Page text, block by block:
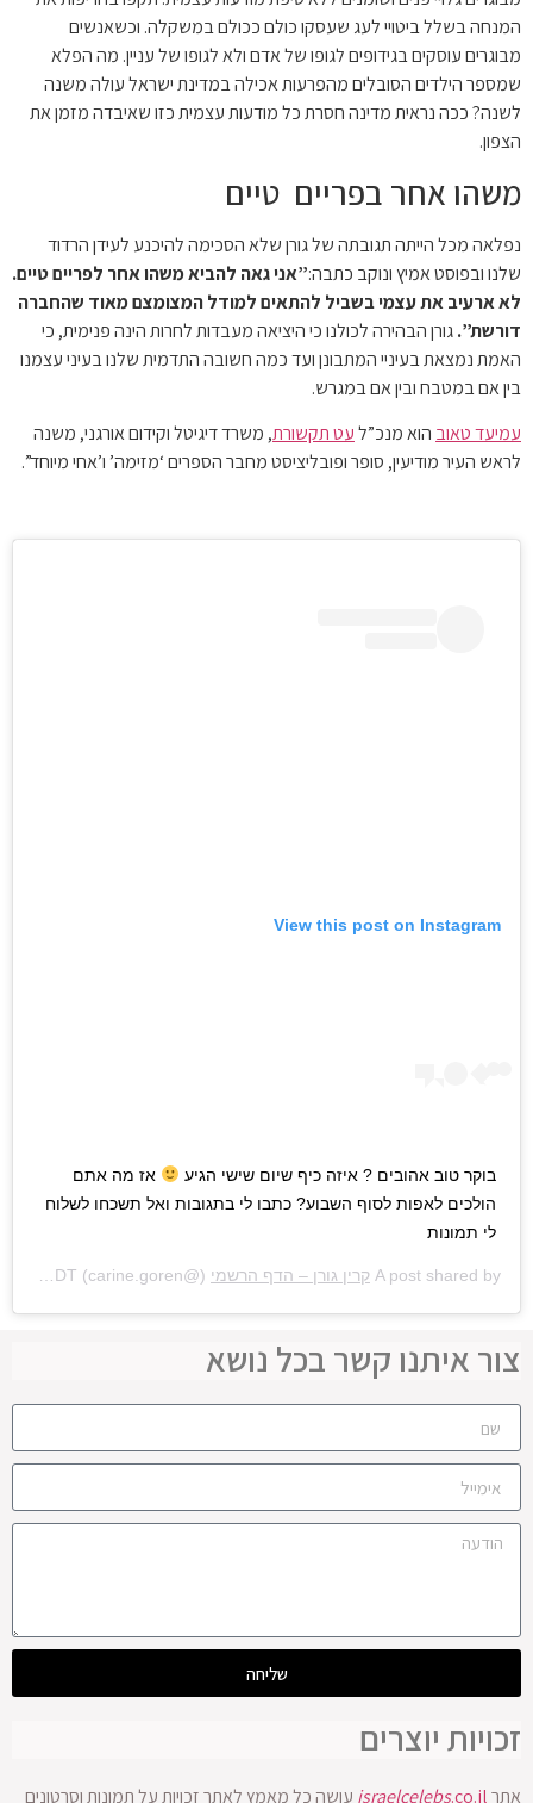
המנחה בשלל ביטויי לעג שעסקו כולם ככולם במשקלה. וכשאנשים
מבוגרים עוסקים בגידופים לגופו של אדם ולא לגופו של עניין. מה הפלא
שמספר הילדים הסובלים מהפרעות אכילה במדינת ישראל עולה משנה
לשנה? ככה נראית מדינה חסרת כל מודעות עצמית כזו שאיבדה מזמן את
הצפון.
משהו אחר בפריים טיים
נפלאה מכל הייתה תגובתה של גורן שלא הסכימה להיכנע לעידן הרדוד
שלנו ובפוסט אמיץ ונוקב כתבה:”אני גאה להביא משהו אחר לפריים טיים.
לא ארעיב את עצמי בשביל להתאים למודל המצומצם מאוד שהחברה
דורשת”.גורן הבהירה לכולנו כי היציאה מעבדות לחרות הינה פנימית, כי
האמת נמצאת בעיניי המתבונן ועד כמה חשובה התדמית שלנו בעיני עצמנו
בין אם במטבח ובין אם במגרש.
עמיעד טאוב הוא מנכ”לעט תקשורת, משרד דיגיטל וקידום אורגני, משנה
לראש העיר מודיעין, סופר ופובליציסט מחבר הספרים ‘מזימה’ ו’אחי מיוחד”.
View this post on Instagram
בוקר טוב אהובים ? איזה כיף שיום שישי הגיע
אז מה אתם
הולכים לאפות לסוף השבוע? כתבו לי בתגובות ואל תשכחו לשלוח
לי תמונות
A post shared by קרין גורן – הדף הרשמי (@carine.goren) on
Aug 1, 2019 at 10:52pm PDT
צור איתנו קשר בכל נושא
שליחה
זכויות יוצרים
אתר israelcelebs.co.il עושה כל מאמץ לאתר זכויות על תמונות וסרטונים